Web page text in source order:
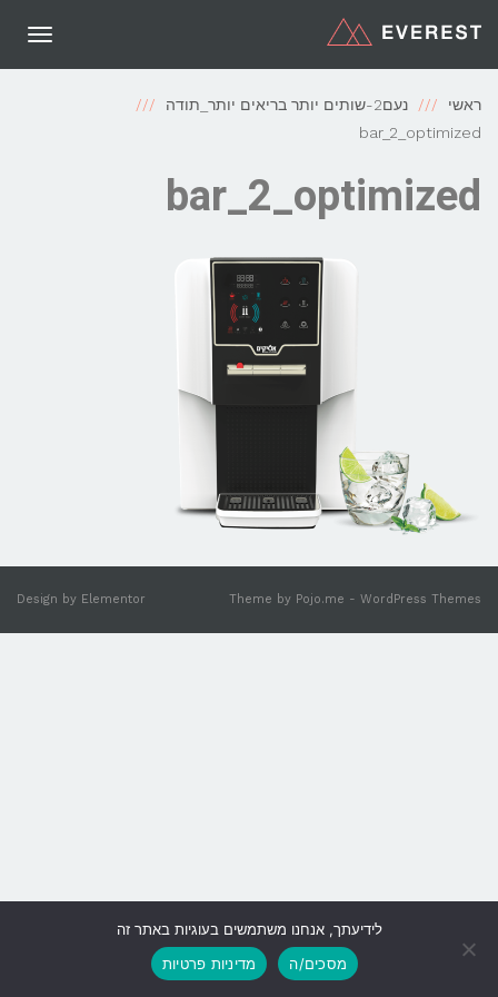
ראשי
נעם2-שותים יותר בריאים יותר_תודה
bar_2_optimized
bar_2_optimized
Theme by Pojo.me - WordPress Themes
Design by Elementor
גלילה
לראש
לידיעתך, אנחנו משתמשים בעוגיות באתר זה
מסכים/ה
מדיניות פרטיות